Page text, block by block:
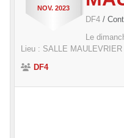
NOV. 2023
DF4 /
Le
Lieu : SALLE
DF4